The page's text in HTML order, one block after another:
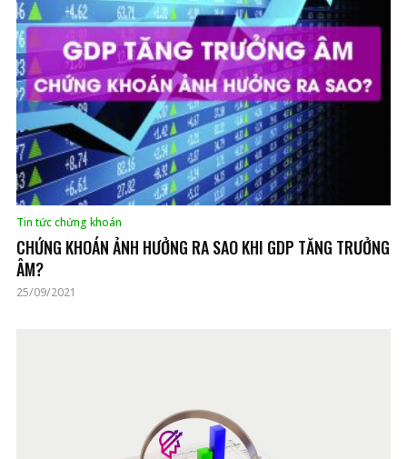
Tin tức chứng khoán
CHỨNG KHOÁN ẢNH HƯỞNG RA SAO KHI GDP TĂNG TRƯỞNG
ÂM?
25/09/2021